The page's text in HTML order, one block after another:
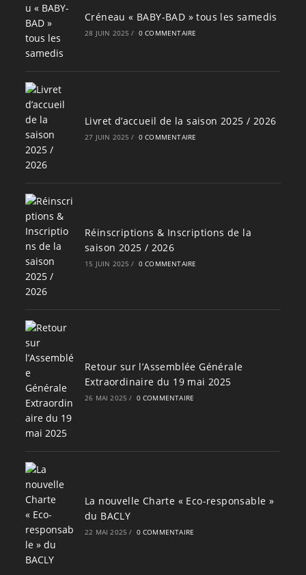
Créneau « BABY-BAD » tous les samedis
28 JUIN 2025 / 0 COMMENTAIRE
Livret d’accueil de la saison 2025 / 2026
27 JUIN 2025 / 0 COMMENTAIRE
Réinscriptions & Inscriptions de la
saison 2025 / 2026
15 JUIN 2025 / 0 COMMENTAIRE
Retour sur l’Assemblée Générale
Extraordinaire du 19 mai 2025
26 MAI 2025 / 0 COMMENTAIRE
La nouvelle Charte « Eco-responsable »
du BACLY
22 MAI 2025 / 0 COMMENTAIRE